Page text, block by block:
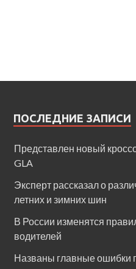
ПОСЛЕДНИЕ ЗАПИСИ
Представлен новый
GLA
Эксперт рассказал о
летних и зимних шин
В России изменятся
водителей
Названы главные ошибки